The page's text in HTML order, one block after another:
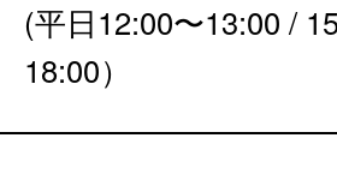
(平日12:00〜13:00 /
18:00）